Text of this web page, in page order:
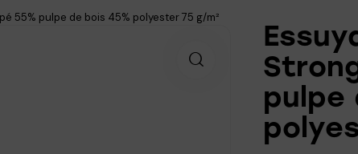
55% pulpe de bois 45% polyester 75 g/m²
pulpe